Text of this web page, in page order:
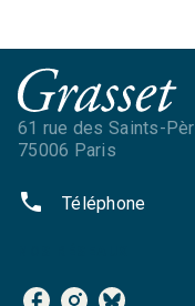
61 rue des Saints-
75006 Paris
phone Téléphone